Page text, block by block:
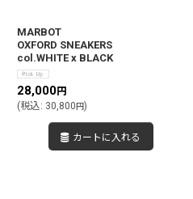
MARBOT
OXFORD SNEAKERS
col.WHITE x BLACK
28,000円
(税込: 30,800円)
カートに入れる